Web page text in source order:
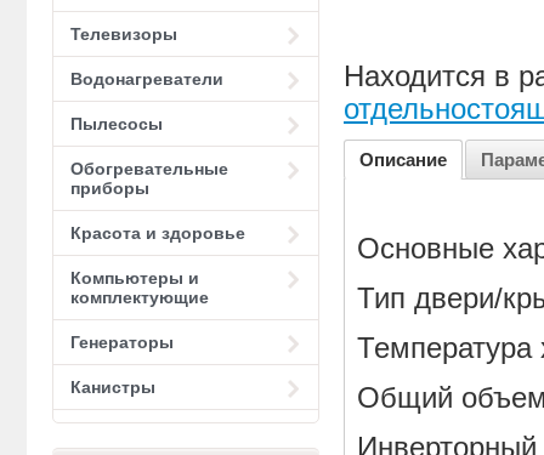
Телевизоры
Водонагреватели
Пылесосы
Обогревательные
приборы
Красота и здоровье
Компьютеры и
комплектующие
Генераторы
Канистры
Находится в
Описание
Основные
Тип двери/
Температура
Общий